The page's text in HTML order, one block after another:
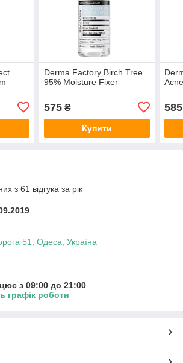
Derma Factory Birch Tree
95% Moisture Fixer
575₴
Купити
585
з 61 відгука за рік
51, Одеса, Україна
з 09:00 до 21:00
графік роботи